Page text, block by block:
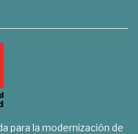
para la modernización de